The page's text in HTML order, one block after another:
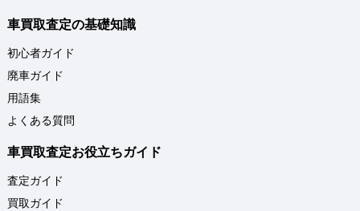
車買取査定の基礎知識
初心者ガイド
廃車ガイド
用語集
よくある質問
車買取査定お役立ちガイド
査定ガイド
買取ガイド